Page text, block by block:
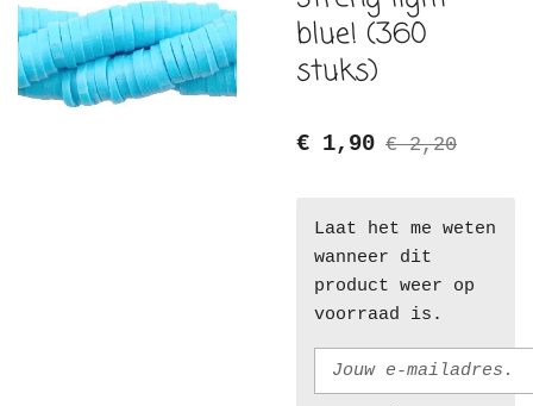
blue! (360
stuks)
€ 1,90 € 2,20
Laat het me weten
wanneer dit
product weer op
voorraad is.